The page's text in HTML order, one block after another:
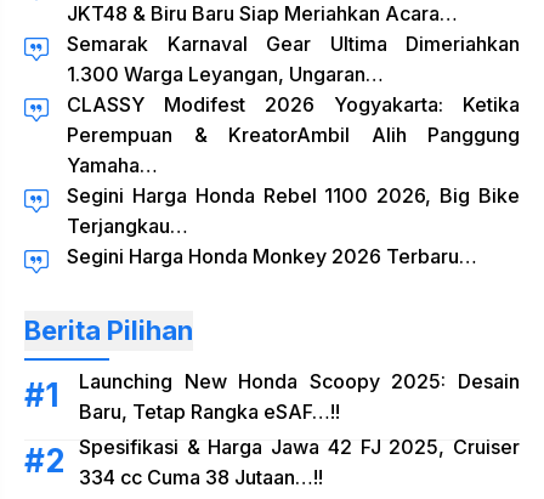
JKT48 & Biru Baru Siap Meriahkan Acara…
Semarak Karnaval Gear Ultima Dimeriahkan
1.300 Warga Leyangan, Ungaran…
CLASSY Modifest 2026 Yogyakarta: Ketika
Perempuan & KreatorAmbil Alih Panggung
Yamaha…
Segini Harga Honda Rebel 1100 2026, Big Bike
Terjangkau…
Segini Harga Honda Monkey 2026 Terbaru…
Berita Pilihan
Launching New Honda Scoopy 2025: Desain
Baru, Tetap Rangka eSAF…!!
Spesifikasi & Harga Jawa 42 FJ 2025, Cruiser
334 cc Cuma 38 Jutaan…!!